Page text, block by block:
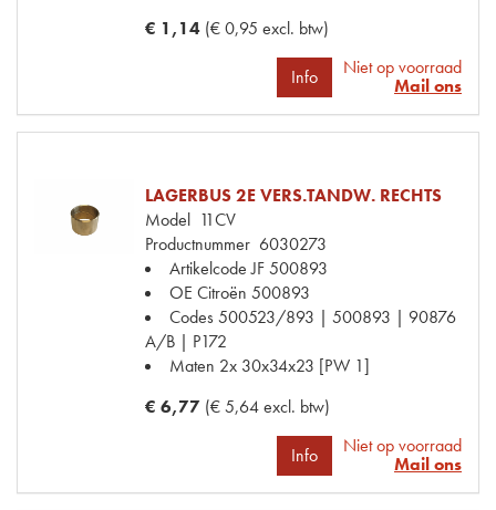
€ 1,14 (€ 0,95 excl. btw)
Info
Niet op voorraad
Mail ons
LAGERBUS 2E VERS.TANDW. RECHTS
Model 11CV
Productnummer 6030273
Artikelcode JF500893
OE Citroën 500893
Codes500523/893 | 500893 | 90876
A/B | P172
Maten 2x 30x34x23 [PW 1]
€ 6,77 (€ 5,64 excl. btw)
Info
Niet op voorraad
Mail ons